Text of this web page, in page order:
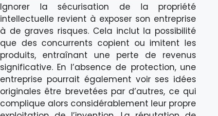
Ignorer la sécurisation de la propriété
intellectuelle revient à exposer son entreprise
à de graves risques. Cela inclut la possibilité
que des concurrents copient ou imitent les
produits, entraînant une perte de revenus
significative. En l’absence de protection, une
entreprise pourrait également voir ses idées
originales être brevetées par d’autres, ce qui
complique alors considérablement leur propre